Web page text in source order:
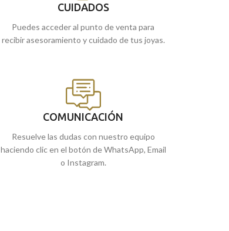
CUIDADOS
Puedes acceder al punto de venta para
recibir asesoramiento y cuidado de tus joyas.
COMUNICACIÓN
Resuelve las dudas con nuestro equipo
haciendo clic en el botón de WhatsApp, Email
o Instagram.